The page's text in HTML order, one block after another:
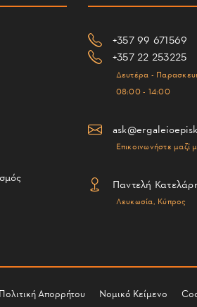
+357 99 671569
+357 22 253225
Δευτέρα -
08:00 - 14:00
Επικοινωνήστε μαζί
Παντελή
Λευκωσία, Κύπρος
Πολιτική Απορρήτου Νομικό Κείμενο